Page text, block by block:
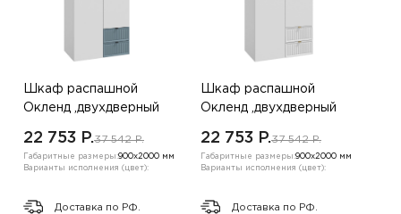
Шкаф распашной
Окленд ,двухдверный
22 753 P.37 542 P.
Габаритные размеры:900х2000 мм
Варианты исполнения (цвет):
Доставка по РФ.
Шкаф распашной
Окленд ,двухдверный
22 753 P.37 542 P.
Габаритные размеры:900х2000 мм
Варианты исполнения (цвет):
Доставка по РФ.